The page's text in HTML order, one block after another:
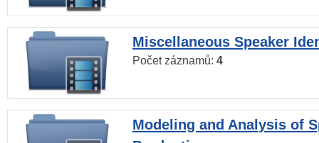
Miscellaneous Speaker
Počet záznamů: 4
Modeling and Analysis of